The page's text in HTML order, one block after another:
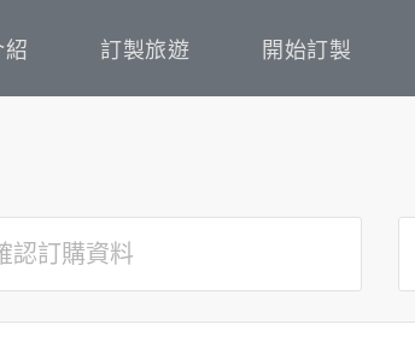
訂製旅遊 開始訂製
認訂購資料